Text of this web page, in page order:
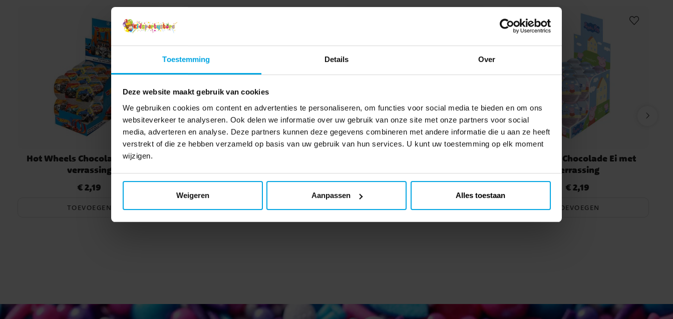
Toestemming Details Over
Deze website maakt gebruik van cookies
We gebruiken cookies om content en advertenties te personaliseren, om functies voor social media te bieden en om ons
websiteverkeer te analyseren. Ook delen we informatie over uw gebruik van onze site met onze partners voor social
media, adverteren en analyse. Deze partners kunnen deze gegevens combineren met andere informatie die u aan ze heeft
verstrekt of die ze hebben verzameld op basis van uw gebruik van hun services. U kunt uw toestemming op elk moment
wijzigen.
Weigeren Aanpassen Alles toestaan
Hot Wheels Chocolade Ei met
verrassing
Prijs:€ 2,19
€ 2,19
TOEVOEGEN TOEVOEGEN TOEVOEGEN
Peppa Pig Chocolade Ei met
verrassing
Prijs :€ 2,19
€ 2,19
TOEVOEGEN